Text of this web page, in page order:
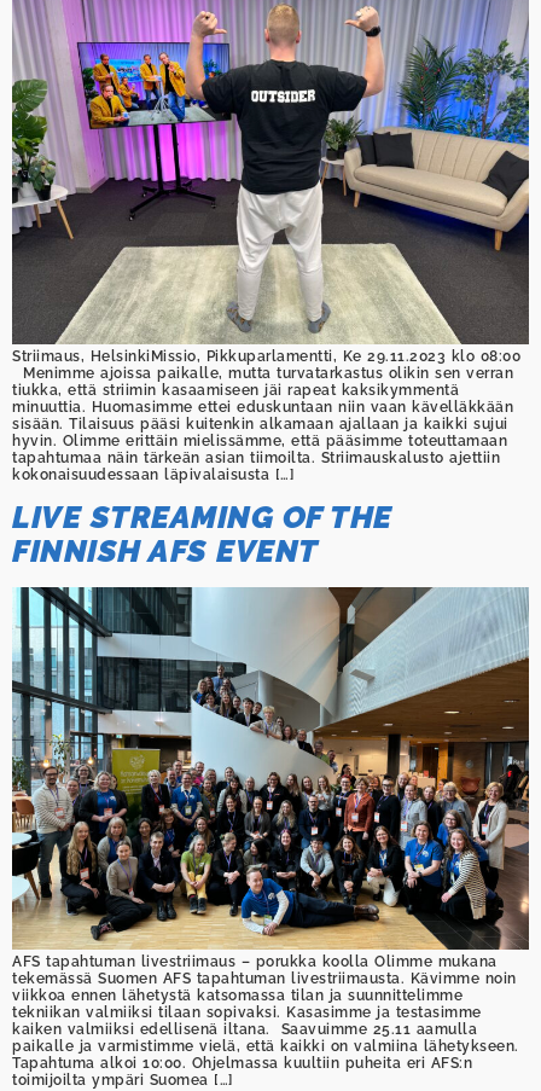
Striimaus, HelsinkiMissio, Pikkuparlamentti, Ke 29.11.2023 klo 08:00
Menimme ajoissa paikalle, mutta turvatarkastus olikin sen verran
tiukka, että striimin kasaamiseen jäi rapeat kaksikymmentä
minuuttia. Huomasimme ettei eduskuntaan niin vaan kävelläkkään
sisään. Tilaisuus pääsi kuitenkin alkamaan ajallaan ja kaikki sujui
hyvin. Olimme erittäin mielissämme, että pääsimme toteuttamaan
tapahtumaa näin tärkeän asian tiimoilta. Striimauskalusto ajettiin
kokonaisuudessaan läpivalaisusta […]
LIVE STREAMING OF THE
FINNISH AFS EVENT
AFS tapahtuman livestriimaus – porukka koolla Olimme mukana
tekemässä Suomen AFS tapahtuman livestriimausta. Kävimme noin
viikkoa ennen lähetystä katsomassa tilan ja suunnittelimme
tekniikan valmiiksi tilaan sopivaksi. Kasasimme ja testasimme
kaiken valmiiksi edellisenä iltana. Saavuimme 25.11 aamulla
paikalle ja varmistimme vielä, että kaikki on valmiina lähetykseen.
Tapahtuma alkoi 10:00. Ohjelmassa kuultiin puheita eri AFS:n
toimijoilta ympäri Suomea […]